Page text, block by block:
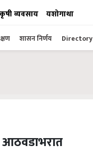
कृषी व्यवसाय यशोगाथा
शासन निर्णय Directory